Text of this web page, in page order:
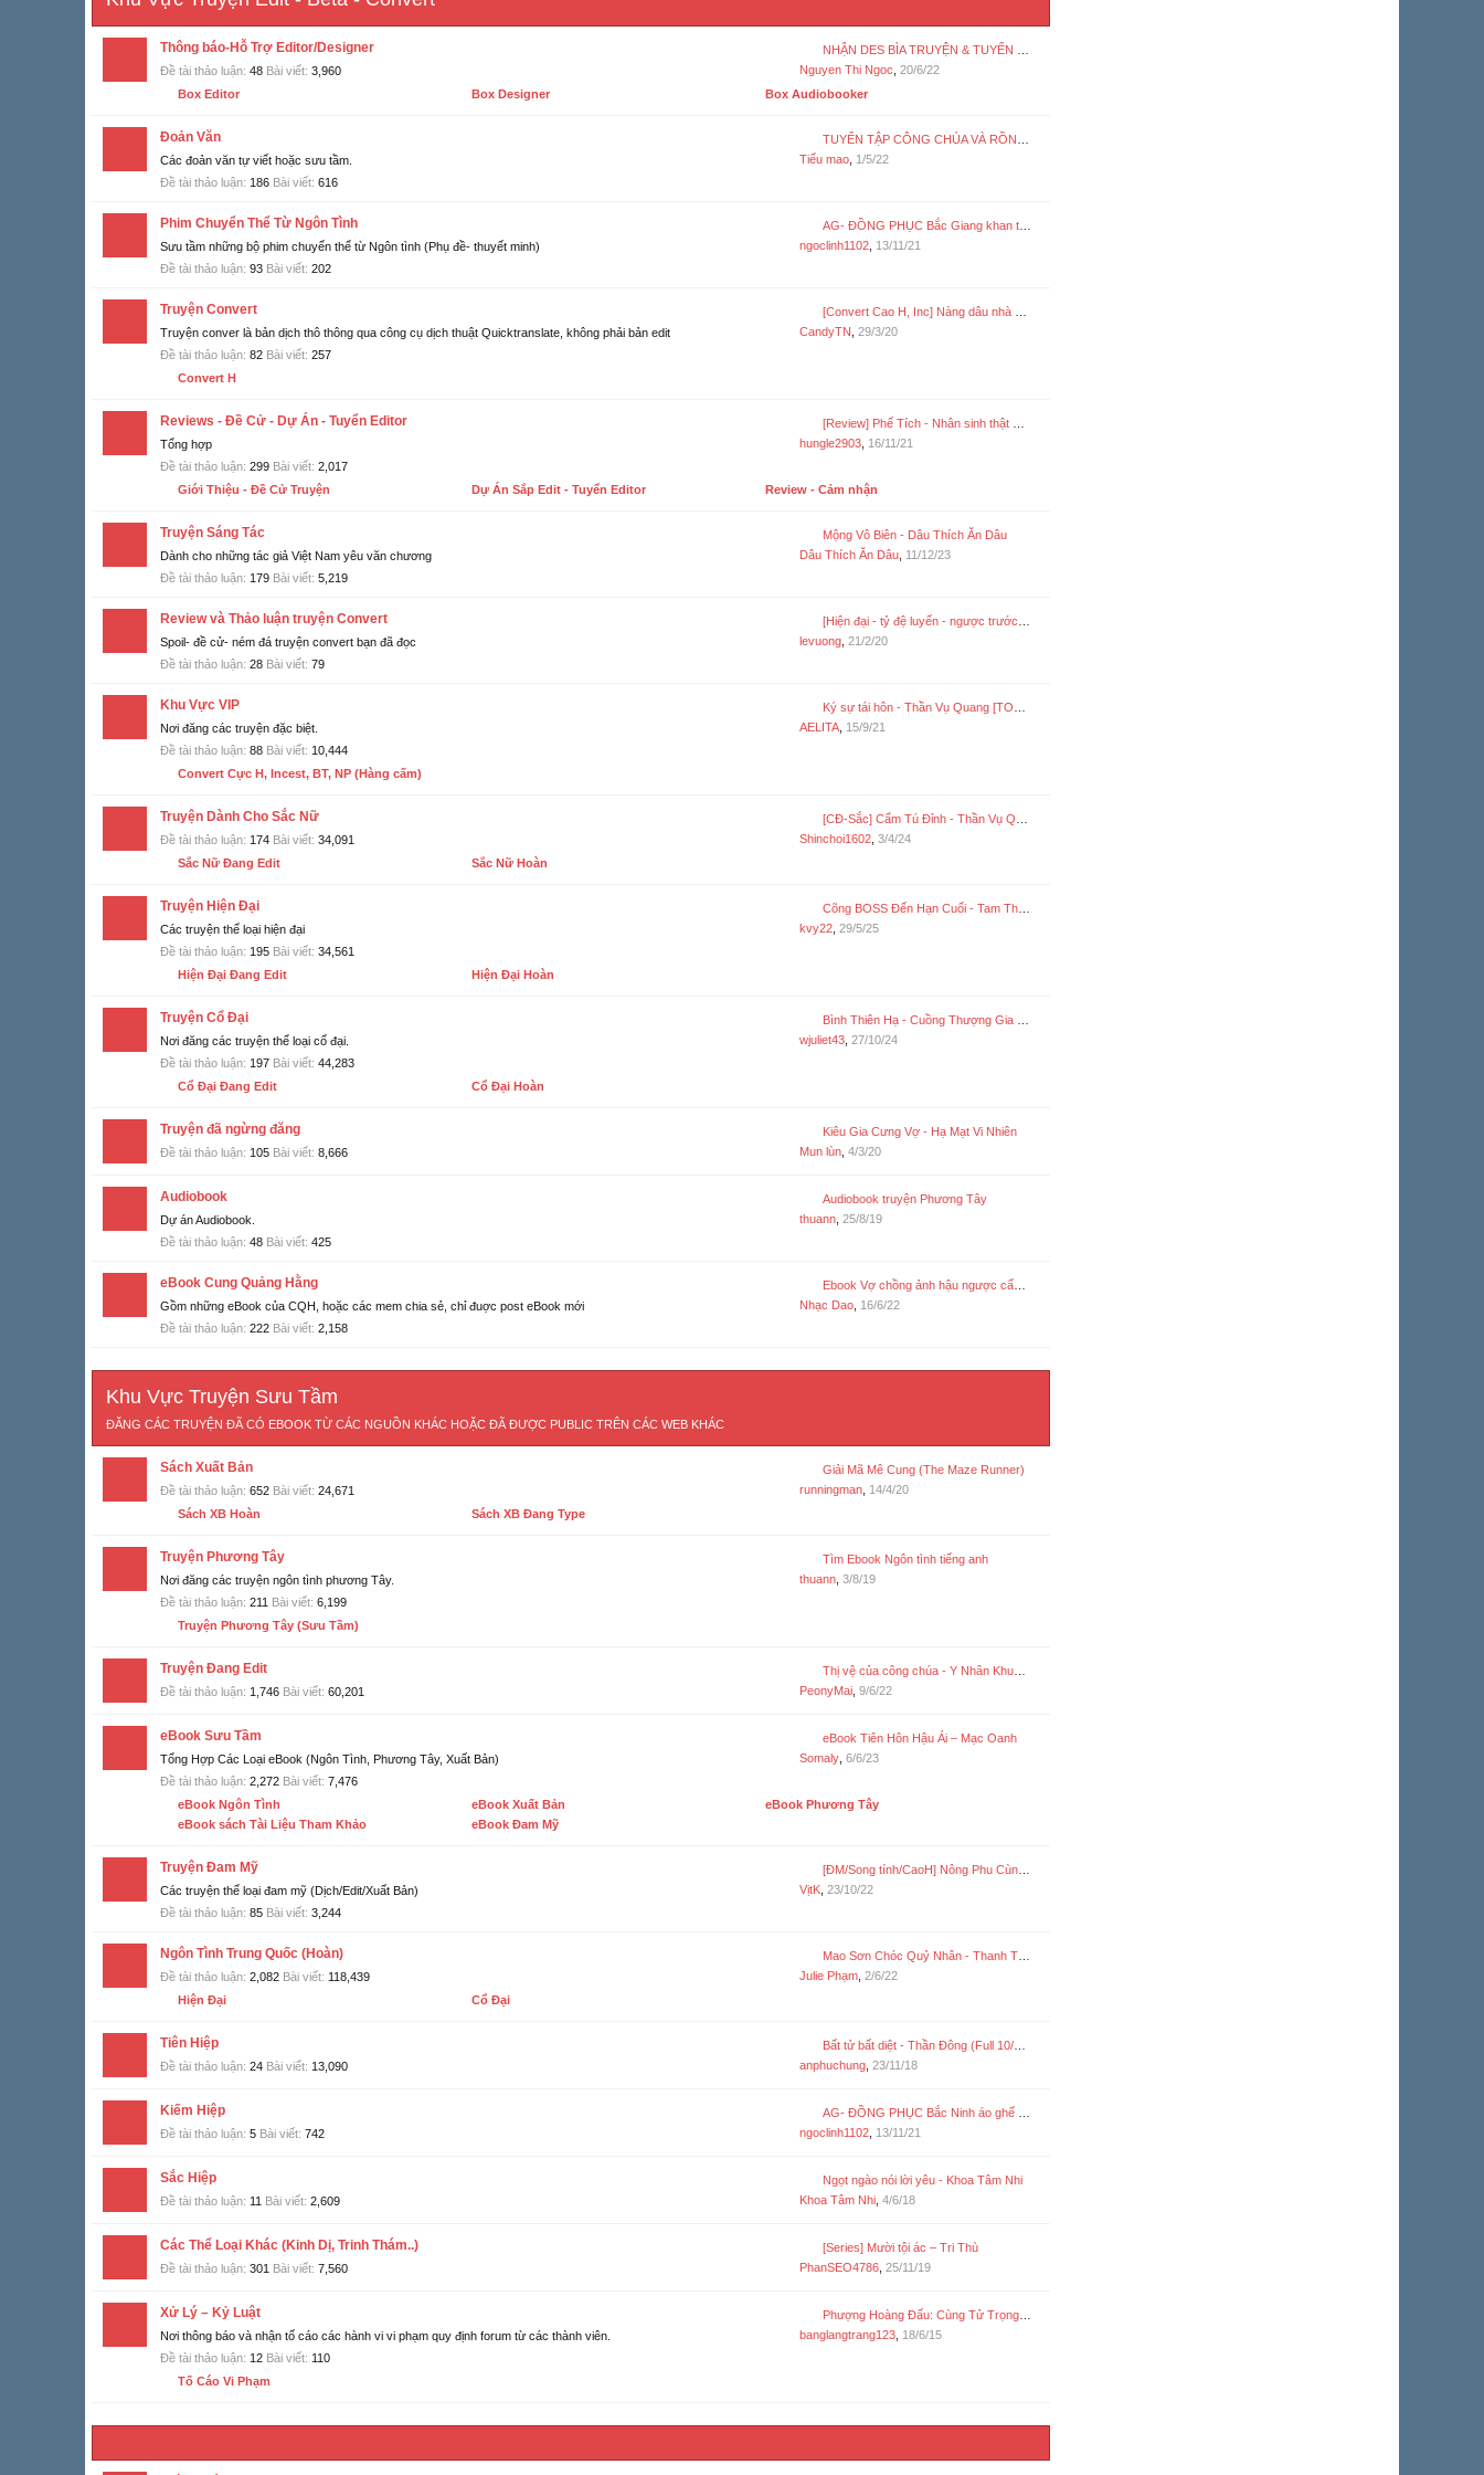
Thông báo-Hỗ Trợ Editor/Designer
Đề tài thảo luận: 48 Bài viết: 3,960
Box Editor
Box Designer Box Audiobooker
NHẬN DES BÌA TRUYỆN & TUYỂN DESIGNER
Nguyen Thi Ngoc 20/6/22
Đoản Văn
Các đoản văn tự viết hoặc sưu tầm.
Đề tài thảo luận: 186 Bài viết: 616
TUYỂN TẬP CÔNG CHÚA VÀ RỒNG - CHI A
Tiểu mao 1/5/22
Phim Chuyển Thể Từ Ngôn Tình
Sưu tầm những bộ phim chuyển thể từ Ngôn tình (Phụ đề- thuyết minh)
Đề tài thảo luận: 93 Bài viết: 202
AG- ĐỒNG PHỤC Bắc Giang khan trai ban dep 2020
ngoclinh1102 13/11/21
Truyện Convert
Truyện conver là bản dịch thô thông qua công cụ dịch thuật Quicktranslate, không phải bản edit
Đề tài thảo luận: 82 Bài viết: 257
Convert H
[Convert Cao H, Inc] Nàng dâu nhà họ Chu - Nhị Căn (Full)
CandyTN 29/3/20
Reviews - Đề Cử - Dự Án - Tuyển Editor
Tổng hợp
Đề tài thảo luận: 299 Bài viết: 2,017
Giới Thiệu - Đề Cử Truyện
Dự Án Sắp Edit - Tuyển Editor Review - Cảm nhận
[Review] Phế Tích - Nhân sinh thật TMD tịch mịch như máu
hungle2903 16/11/21
Truyện Sáng Tác
Dành cho những tác giả Việt Nam yêu văn chương
Đề tài thảo luận: 179 Bài viết: 5,219
Mộng Vô Biên - Dâu Thích Ăn Dâu
Dâu Thích Ăn Dâu 11/12/23
Review và Thảo luận truyện Convert
Spoil- đề cử- ném đá truyện convert bạn đã đọc
Đề tài thảo luận: 28 Bài viết: 79
[Hiện đại - tỷ đệ luyến - ngược trước sủng sau] Tiểu thịt tươi của nữ vương - Tụ Trắc
levuong 21/2/20
Khu Vực VIP
Nơi đăng các truyện đặc biệt.
Đề tài thảo luận: 88 Bài viết: 10,444
Convert Cực H, Incest, BT, NP (Hàng cấm)
Ký sự tái hôn - Thần Vụ Quang [TOÀN VĂN HOÀN]
AELITA 15/9/21
Truyện Dành Cho Sắc Nữ
Đề tài thảo luận: 174 Bài viết: 34,091
Sắc Nữ Đang Edit
Sắc Nữ Hoàn
[CĐ-Sắc] Cẩm Tú Đỉnh - Thần Vụ Quang (Hoàn ~~~~)
Shinchoi1602 3/4/24
Truyện Hiện Đại
Các truyện thể loại hiện đại
Đề tài thảo luận: 195 Bài viết: 34,561
Hiện Đại Đang Edit
Hiện Đại Hoàn
Cõng BOSS Đến Hạn Cuối - Tam Thiên Lưu Ly (update C105/154)
kvy22 29/5/25
Truyện Cổ Đại
Nơi đăng các truyện thể loại cổ đại.
Đề tài thảo luận: 197 Bài viết: 44,283
Cổ Đại Đang Edit
Cổ Đại Hoàn
Bình Thiên Hạ - Cuồng Thượng Gia Cuồng
wjuliet43 27/10/24
Truyện đã ngừng đăng
Đề tài thảo luận: 105 Bài viết: 8,666
Kiêu Gia Cưng Vợ - Hạ Mạt Vi Nhiên
Mun lùn 4/3/20
Audiobook
Dự án Audiobook.
Đề tài thảo luận: 48 Bài viết: 425
Audiobook truyện Phương Tây
thuann 25/8/19
eBook Cung Quảng Hằng
Gồm những eBook của CQH, hoặc các mem chia sẻ, chỉ đuợc post eBook mới
Đề tài thảo luận: 222 Bài viết: 2,158
Ebook Vợ chồng ảnh hậu ngược cẩu hằng ngày - Bán Hạ Lương Lương
Nhạc Dao 16/6/22
Khu Vực Truyện Sưu Tầm
ĐĂNG CÁC TRUYỆN ĐÃ CÓ EBOOK TỪ CÁC NGUỒN KHÁC HOẶC ĐÃ ĐƯỢC PUBLIC TRÊN CÁC WEB KHÁC
Sách Xuất Bản
Đề tài thảo luận: 652 Bài viết: 24,671
Sách XB Hoàn
Sách XB Đang Type
Giải Mã Mê Cung (The Maze Runner)
runningman 14/4/20
Truyện Phương Tây
Nơi đăng các truyện ngôn tình phương Tây.
Đề tài thảo luận: 211 Bài viết: 6,199
Truyện Phương Tây (Sưu Tầm)
Tìm Ebook Ngôn tình tiếng anh
thuann 3/8/19
Truyện Đang Edit
Đề tài thảo luận: 1,746 Bài viết: 60,201
Thị vệ của công chúa - Y Nhân Khuê Khuê (1.2_
PeonyMai 9/6/22
eBook Sưu Tầm
Tổng Hợp Các Loại eBook (Ngôn Tình, Phương Tây, Xuất Bản)
Đề tài thảo luận: 2,272 Bài viết: 7,476
eBook Ngôn Tình
eBook Xuất Bản
eBook Phương Tây
eBook sách Tài Liệu Tham Khảo
eBook Đam Mỹ
eBook Tiên Hôn Hậu Ái – Mạc Oanh
Somaly 6/6/23
Truyện Đam Mỹ
Các truyện thể loại đam mỹ (Dịch/Edit/Xuất Bản)
Đề tài thảo luận: 85 Bài viết: 3,244
[ĐM/Song tính/CaoH] Nông Phu Cùng Xà - Dạ Vũ Thu Đăng (Chương 32/49)
VịtK 23/10/22
Ngôn Tình Trung Quốc (Hoàn)
Đề tài thảo luận: 2,082 Bài viết: 118,439
Hiện Đại
Cổ Đại
Mao Sơn Chóc Quỷ Nhân - Thanh Tử (3613 chương)
Julie Phạm 2/6/22
Tiên Hiệp
Đề tài thảo luận: 24 Bài viết: 13,090
Bất tử bất diệt - Thần Đông (Full 10/10 quyển)
anphuchung 23/11/18
Kiếm Hiệp
Đề tài thảo luận: 5 Bài viết: 742
AG- ĐỒNG PHỤC Bắc Ninh áo ghế 2020
ngoclinh1102 13/11/21
Sắc Hiệp
Đề tài thảo luận: 11 Bài viết: 2,609
Ngọt ngào nói lời yêu - Khoa Tâm Nhi
Khoa Tâm Nhi 4/6/18
Các Thể Loại Khác (Kinh Dị, Trinh Thám..)
Đề tài thảo luận: 301 Bài viết: 7,560
[Series] Mười tội ác – Tri Thù
PhanSEO4786 25/11/19
Xử Lý – Kỷ Luật
Nơi thông báo và nhận tố cáo các hành vi vi phạm quy định forum từ các thành viên.
Đề tài thảo luận: 12 Bài viết: 110
Tố Cáo Vi Phạm
Phượng Hoàng Đấu: Cùng Tử Trọng Sinh - Bán Hồ Nguyệt
banglangtrang123 18/6/15